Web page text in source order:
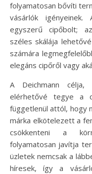
folyamatosan bővíti
vásárlók
egyszerű cipőbolt;
széles skálája
számára
elegáns cipőről vagy
A Deichmann célja,
elérhetővé tegye a
függetlenül attól, hogy
márka elkötelezett a
csökkenteni a
folyamatosan javítja
üzletek nemcsak a
híresek, így a